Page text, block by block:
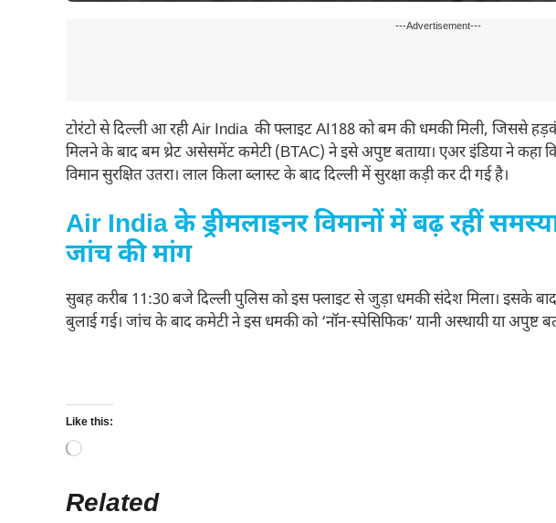
---Advertisement---
टोरंटो से दिल्ली आ रही Air India की फ्लाइट AI188 को बम की धमकी मिली, जिससे
मिलने के बाद बम थ्रेट असेसमेंट कमेटी (BTAC) ने इसे अपुष्ट बताया। एअर इंडिया ने कहा
विमान सुरक्षित उतरा। लाल किला ब्लास्ट के बाद दिल्ली में सुरक्षा कड़ी कर दी गई है।
Air India के ड्रीमलाइनर विमानों में बढ़ रहीं
जांच की मांग
सुबह करीब 11:30 बजे दिल्ली पुलिस को इस फ्लाइट से जुड़ा धमकी संदेश मिला। इसके
बुलाई गई। जांच के बाद कमेटी ने इस धमकी को ‘नॉन-स्पेसिफिक’ यानी अस्थायी या अपुष्ट
Like this:
Loading…
Related